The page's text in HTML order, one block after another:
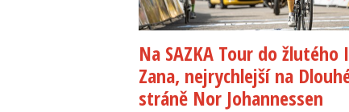
Na SAZKA Tour do žlutého
Zana, nejrychlejší na
stráně Nor Johannessen